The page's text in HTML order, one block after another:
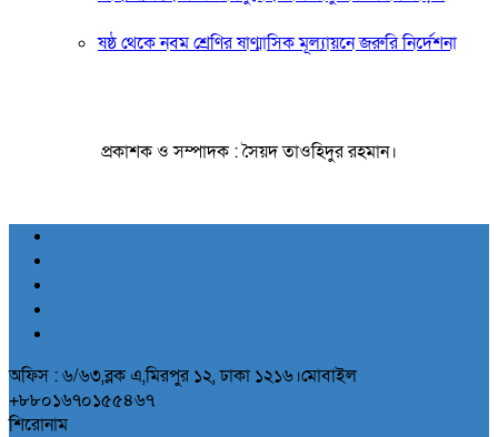
ষষ্ঠ থেকে নবম শ্রেণির ষাণ্মাসিক মূল্যায়নে জরুরি নির্দেশনা
প্রকাশক ও সম্পাদক : সৈয়দ তাওহিদুর রহমান।
অফিস : ৬/৬৩,ব্লক এ,মিরপুর ১২, ঢাকা ১২১৬।মোবাইল
+৮৮০১৬৭০১৫৫৪৬৭
শিরোনাম